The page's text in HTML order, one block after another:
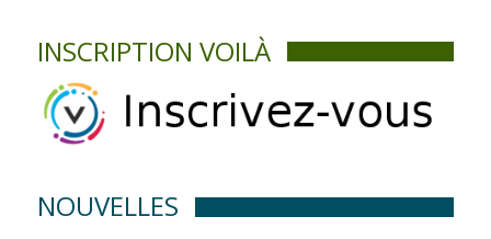
INSCRIPTION VOILÀ
NOUVELLES